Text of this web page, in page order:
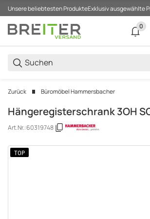
Unsere beliebtesten ProdukteExklusiv ausgewählte
0
0
Zurück Büromöbel Hammersbacher
Hängeregisterschrank 3OH
Art.Nr.:60319748
TOP